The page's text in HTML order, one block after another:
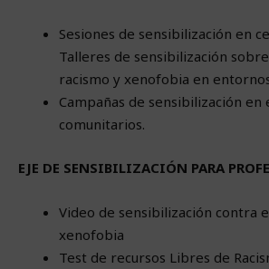
Sesiones de sensibilización en
Talleres de sensibilización
racismo y xenofobia en
Campañas de sensibilización en
comunitarios.
EJE DE SENSIBILIZACIÓN PARA
Video de sensibilización contra
xenofobia
Test de recursos Libres de